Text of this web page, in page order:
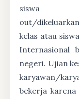
siswa
out/
kelas atau
Internasional
negeri. Ujian
karyawan/
bekerja